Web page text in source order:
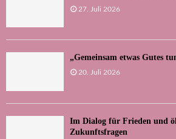
27. Juli 2026
„Gemeinsam etwas Gutes
20. Juli 2026
Im Dialog für Frieden und
Zukunftsfragen